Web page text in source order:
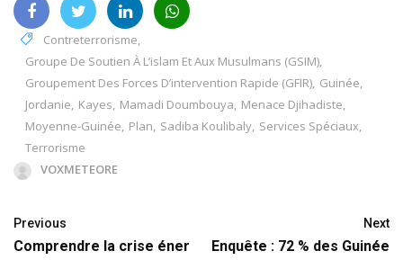
Contreterrorisme,
Groupe De Soutien À L’islam Et Aux Musulmans (GSIM),
Groupement Des Forces D’intervention Rapide (GFIR), Guinée,
Jordanie, Kayes, Mamadi Doumbouya, Menace Djihadiste,
Moyenne-Guinée, Plan, Sadiba Koulibaly, Services Spéciaux,
Terrorisme
VOXMETEORE
Previous
Comprendre la crise éner
Next
Enquête : 72 % des Guinée